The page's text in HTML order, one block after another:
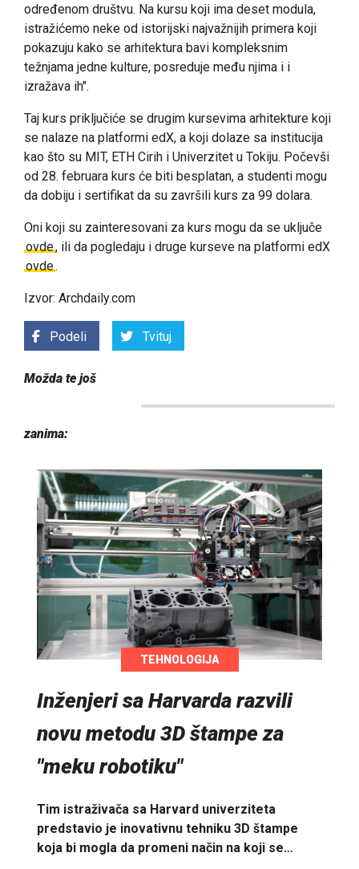
određenom društvu. Na kursu koji ima deset modula,
istražićemo neke od istorijski najvažnijih primera koji
pokazuju kako se arhitektura bavi kompleksnim
težnjama jedne kulture, posreduje među njima i i
izražava ih".
Taj kurs priključiće se drugim kursevima arhitekture koji
se nalaze na platformi edX, a koji dolaze sa institucija
kao što su MIT, ETH Cirih i Univerzitet u Tokiju. Počevši
od 28. februara kurs će biti besplatan, a studenti mogu
da dobiju i sertifikat da su završili kurs za 99 dolara.
Oni koji su zainteresovani za kurs mogu da se uključe
ovde, ili da pogledaju i druge kurseve na platformi edX
ovde.
Izvor: Archdaily.com
Podeli Tvituj
Možda te još
zanima:
TEHNOLOGIJA
Inženjeri sa Harvarda razvili
novu metodu 3D štampe za
"meku robotiku"
Tim istraživača sa Harvard univerziteta
predstavio je inovativnu tehniku 3D štampe
koja bi mogla da promeni način na koji se…